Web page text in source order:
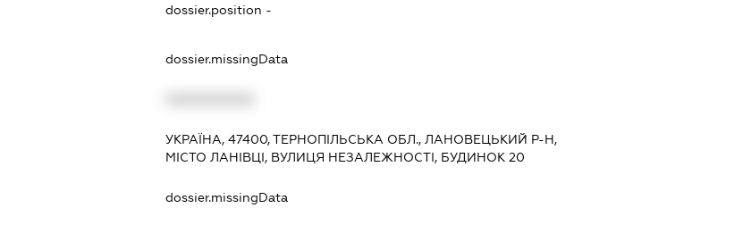
dossier.position -
dossier.missingData
УКРАЇНА, 47400, ТЕРНОПІЛЬСЬКА ОБЛ., ЛАНОВЕЦЬКИЙ Р-Н,
МІСТО ЛАНІВЦІ, ВУЛИЦЯ НЕЗАЛЕЖНОСТІ, БУДИНОК 20
dossier.missingData